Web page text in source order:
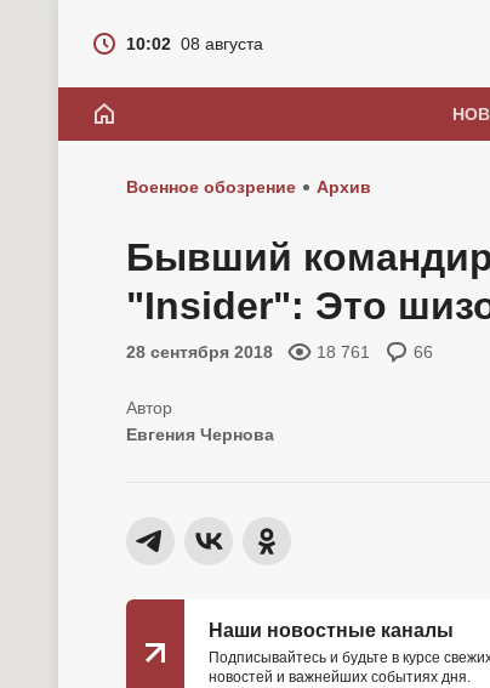
10:02 08 августа
Военное обозрение Архив
Бывший
"Insider": Это
28 сентября 2018 18 761 66
Евгения Чернова
Наши новостные каналы
Подписывайтесь и будьте в курсе
новостей и важнейших событиях дня.